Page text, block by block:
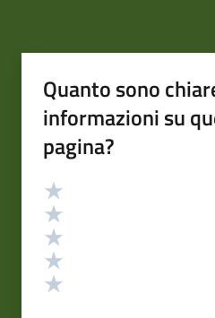
Quanto sono
informazioni su
pagina?
Valutazione